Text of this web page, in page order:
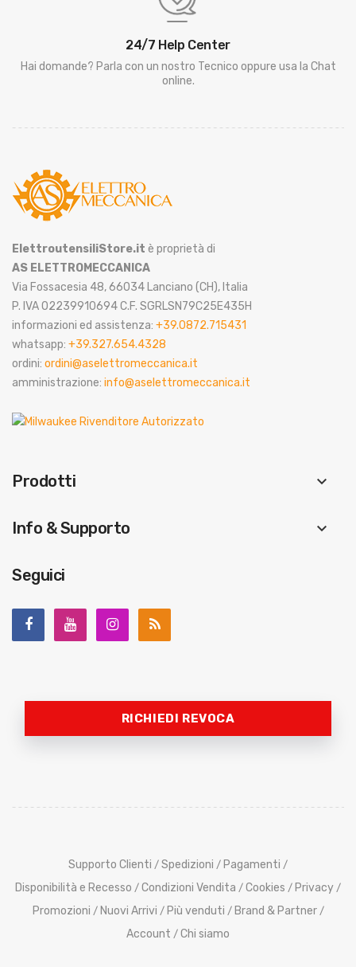
24/7 Help Center
Hai domande? Parla con un nostro Tecnico oppure usa la Chat
online.
ElettroutensiliStore.it è proprietà di
AS ELETTROMECCANICA
Via Fossacesia 48, 66034 Lanciano (CH), Italia
P. IVA 02239910694 C.F. SGRLSN79C25E435H
informazioni ed assistenza: +39.0872.715431
whatsapp: +39.327.654.4328
ordini: ordini@aselettromeccanica.it
amministrazione: info@aselettromeccanica.it
Prodotti keyboard_arrow_down
Info & Supporto keyboard_arrow_down
Seguici
RICHIEDI REVOCA
Supporto Clienti / Spedizioni / Pagamenti /
Disponibilità e Recesso / Condizioni Vendita / Cookies / Privacy /
Promozioni / Nuovi Arrivi / Più venduti / Brand & Partner /
Account / Chi siamo